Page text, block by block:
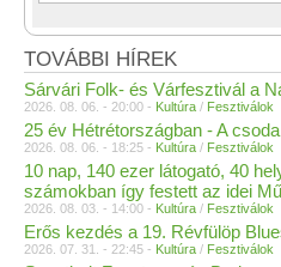
TOVÁBBI HÍREK
Sárvári Folk- és Várfesztivál a
2026. 08. 06. - 20:00 - Kultúra / Fesztiválok
25 év Hétrétországban - A
2026. 08. 06. - 18:25 - Kultúra / Fesztiválok
10 nap, 140 ezer látogató, 40
számokban így festett az idei
2026. 08. 03. - 14:00 - Kultúra / Fesztiválok
Erős kezdés a 19. Révfülöp
2026. 07. 31. - 22:45 - Kultúra / Fesztiválok